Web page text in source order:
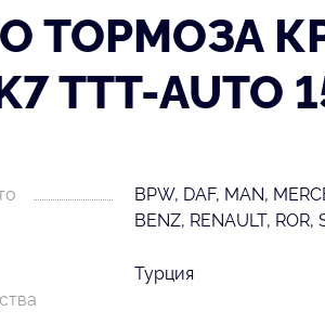
ТОРМОЗА
TTT-AUTO
BPW, DAF, MAN,
BENZ, RENAULT, ROR,
Турция